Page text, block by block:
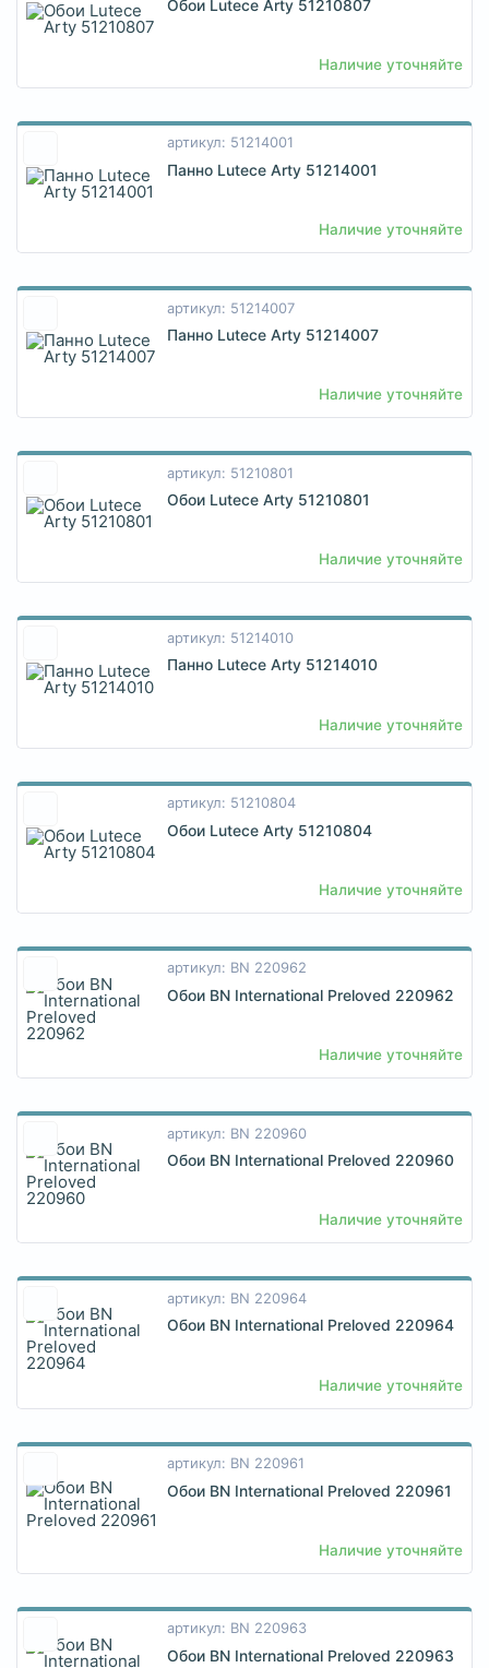
Обои Lutece Arty 51210807
Наличие уточняйте
артикул: 51214001
Панно Lutece Arty 51214001
Наличие уточняйте
артикул: 51214007
Панно Lutece Arty 51214007
Наличие уточняйте
артикул: 51210801
Обои Lutece Arty 51210801
Наличие уточняйте
артикул: 51214010
Панно Lutece Arty 51214010
Наличие уточняйте
артикул: 51210804
Обои Lutece Arty 51210804
Наличие уточняйте
артикул: BN 220962
Обои BN International Preloved 220962
Наличие уточняйте
артикул: BN 220960
Обои BN International Preloved 220960
Наличие уточняйте
артикул: BN 220964
Обои BN International Preloved 220964
Наличие уточняйте
артикул: BN 220961
Обои BN International Preloved 220961
Наличие уточняйте
артикул: BN 220963
Обои BN International Preloved 220963